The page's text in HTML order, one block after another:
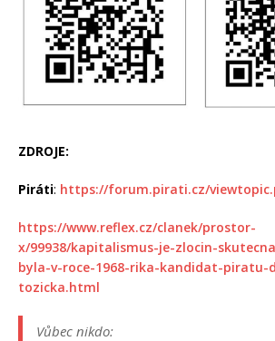
ZDROJE:
Piráti: https://forum.pirati.cz/
https://www.reflex.cz/clanek/prostor-
x/99938/kapitalismus-je-zlocin-
byla-v-roce-1968-rika-kandidat-piratu-
tozicka.html
Vůbec nikdo: